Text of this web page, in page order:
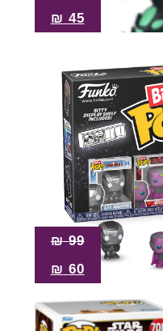
45
₪
99
₪
60
₪